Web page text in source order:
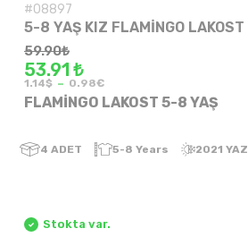
#08897
5-8 YAŞ KIZ FLAMİNGO LAKOST
59.90₺
53.91 ₺
1.14$ - 0.98€
FLAMİNGO LAKOST 5-8 YAŞ
4 ADET 5-8 Years 2021 YAZ
Stokta var.